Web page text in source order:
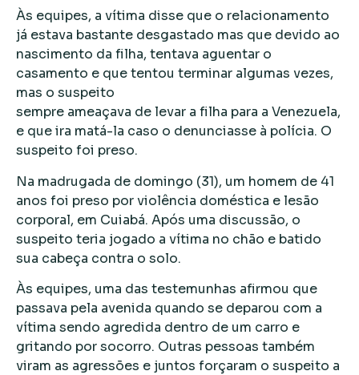
Às equipes, a vítima disse que o relacionamento
já estava bastante desgastado mas que devido ao
nascimento da filha, tentava aguentar o
casamento e que tentou terminar algumas vezes,
mas o suspeito
sempre ameaçava de levar a filha para a Venezuela,
e que ira matá-la caso o denunciasse à polícia. O
suspeito foi preso.
Na madrugada de domingo (31), um homem de 41
anos foi preso por violência doméstica e lesão
corporal, em Cuiabá. Após uma discussão, o
suspeito teria jogado a vítima no chão e batido
sua cabeça contra o solo.
Às equipes, uma das testemunhas afirmou que
passava pela avenida quando se deparou com a
vítima sendo agredida dentro de um carro e
gritando por socorro. Outras pessoas também
viram as agressões e juntos forçaram o suspeito a